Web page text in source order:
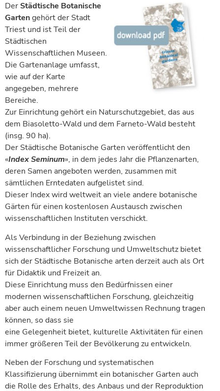
Der Städtische Botanische
Gartengehört der Stadt
Triest und ist Teil der
Städtischen
Wissenschaftlichen Museen.
Die Gartenanlage umfasst,
wie auf der Karte
angegeben, mehrere
Bereiche.
Zur Einrichtung gehört ein Naturschutzgebiet, das aus
dem Biasoletto-Wald und dem Farneto-Wald besteht
(insg. 90 ha).
Der Städtische Botanische Garten veröffentlicht den
«Index Seminum», in dem jedes Jahr die Pflanzenarten,
deren Samen angeboten werden, zusammen mit
sämtlichen Erntedaten aufgelistet sind.
Dieser Index wird weltweit an viele andere botanische
Gärten für einen kostenlosen Austausch zwischen
wissenschaftlichen Instituten verschickt.
Als Verbindung in der Beziehung zwischen
wissenschaftlicher Forschung und Umweltschutz bietet
sich der Städtische Botanische arten derzeit auch als Ort
für Didaktik und Freizeit an.
Diese Einrichtung muss den Bedürfnissen einer
modernen wissenschaftlichen Forschung, gleichzeitig
aber auch einem neuen Umweltwissen Rechnung tragen
können, so dass sie
eine Gelegenheit bietet, kulturelle Aktivitäten für einen
immer größeren Teil der Bevölkerung zu entwickeln.
Neben der Forschung und systematischen
Klassifizierung übernimmt ein botanischer Garten auch
die Rolle des Erhalts, des Anbaus und der Reproduktion